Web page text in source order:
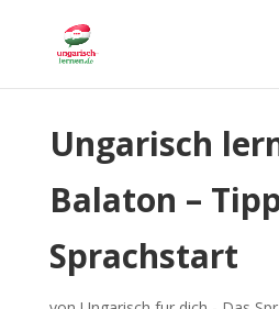
Ungarisch
Balaton –
Sprachstart